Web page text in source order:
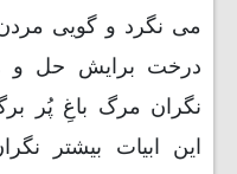
می نگرد و گویی
درخت برایش حل
نگران مرگ باغِ پُر
این ابیات بیشتر